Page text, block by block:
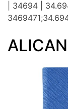
| 34694 |